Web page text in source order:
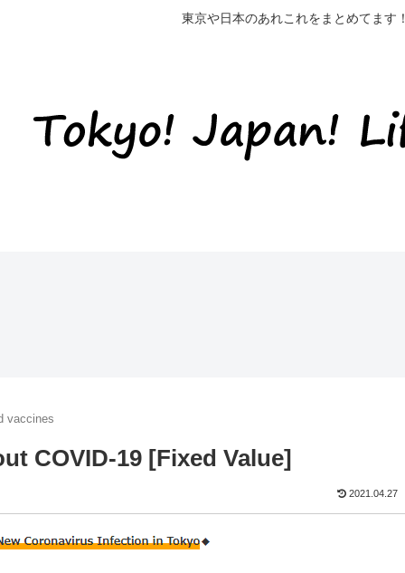
東京や日本のあれこれをまとめてます！
vaccines
COVID-19 [Fixed Value]
2021.04.27